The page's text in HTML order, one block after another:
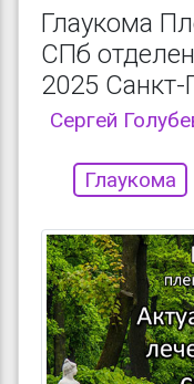
Глаукома
СПб
2025 Санкт-
Сергей
Глаукома